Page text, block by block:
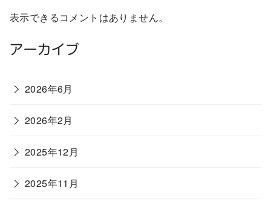
表示できるコメントはありません。
アーカイブ
2026年6月
2026年2月
2025年12月
2025年11月